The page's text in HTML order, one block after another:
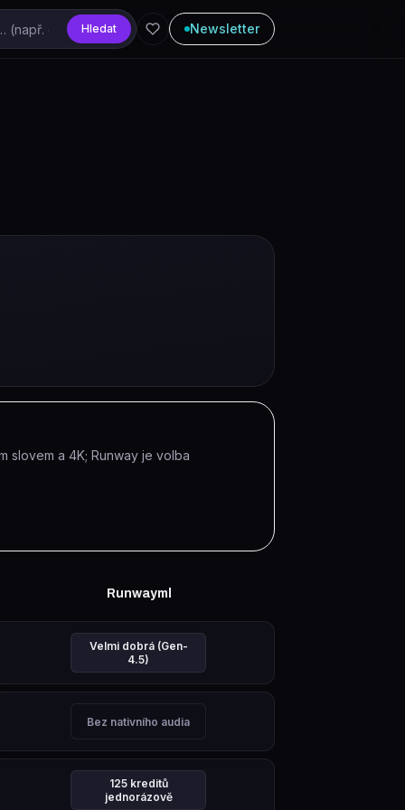
Hledat Newsletter
slovem a 4K; Runway je volba
Runwayml
Hodnocení: dobré
Velmi dobrá (Gen-
4.5)
Hodnocení: slabší
Bez nativního audia
Hodnocení: dobré
125 kreditů
jednorázově